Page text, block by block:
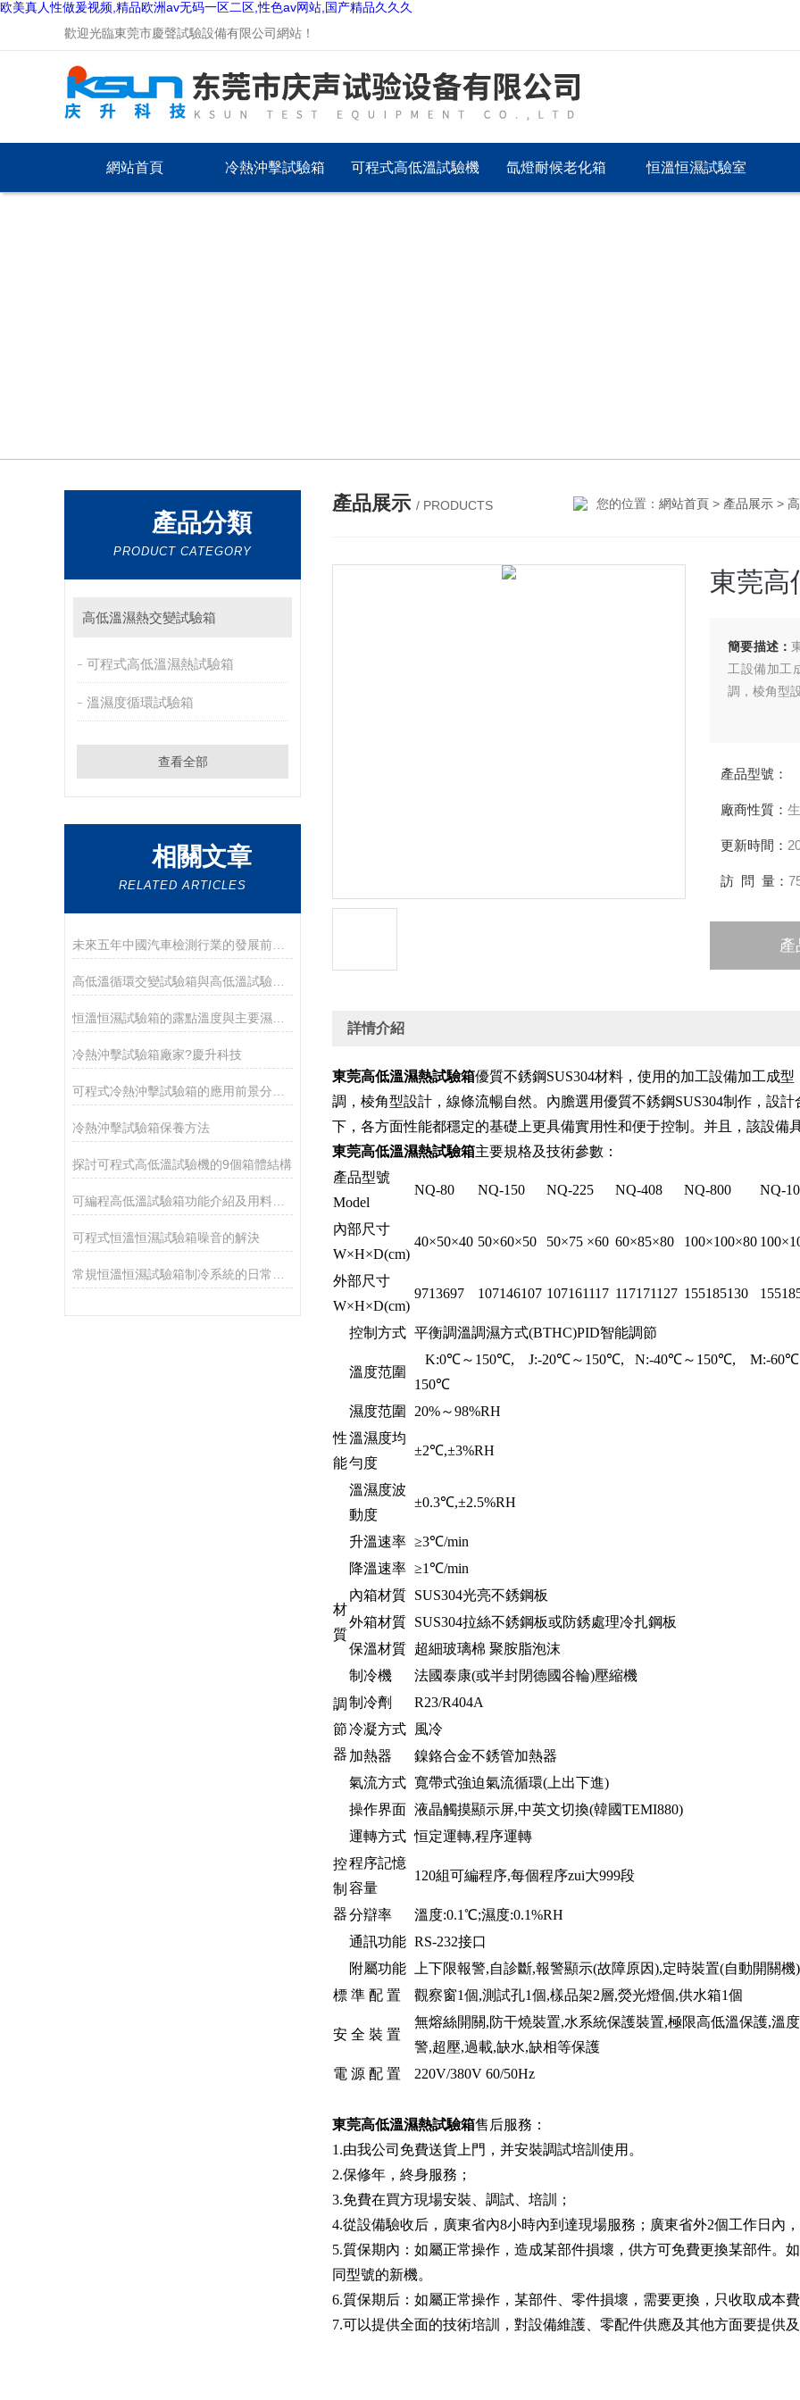
欧美真人性做爰视频,精品欧洲av无码一区二区,性色av网站,国产精品久久久
歡迎光臨東莞市慶聲試驗設備有限公司網站！
網站首頁 冷熱沖擊試驗箱 可程式高低溫試驗機 氙燈耐候老化箱 恒溫恒濕試驗室
產品分類
PRODUCT CATEGORY
高低溫濕熱交變試驗箱
可程式高低溫濕熱試驗箱
溫濕度循環試驗箱
查看全部
相關文章
RELATED ARTICLES
未來五年中國汽車檢測行業的發展前景解析
恒溫恒濕試驗箱的露點溫度與主要濕度換算表
冷熱沖擊試驗箱廠家?慶升科技
冷熱沖擊試驗箱保養方法
探討可程式高低溫試驗機的9個箱體結構
可編程高低溫試驗箱功能介紹及用料說明
可程式恒溫恒濕試驗箱噪音的解決
產品展示 / PRODUCTS 您的位置： 網站首頁 > 產品展示 >
東莞高
簡要描述：
工設備加工
調，棱角型
產品型號：
廠商性質：
更新時間：
訪 問 量：
產
詳情介紹
東莞高低溫濕熱試驗箱優質不銹鋼SUS304材料，使用的加工設備加工成
調，棱角型設計，線條流暢自然。內膽選用優質不銹鋼SUS304制作，設計
下，各方面性能都穩定的基礎上更具備實用性和便于控制。并且，該設備
東莞高低溫濕熱試驗箱主要規格及技術參數：
產品型號
Model
NQ-80 NQ-150 NQ-225 NQ-408 NQ-800 NQ-
內部尺寸
W×H×D(cm)
40×50×40 50×60×50 50×75 ×60 60×85×80 100×100×80
外部尺寸
W×H×D(cm)
9713697 107146107 107161117 117171127 155185130
性
能
控制方式 平衡調溫調濕方式(BTHC)PID智能調節
溫度范圍
K:0℃～150℃, J:-20℃～150℃, N:-40℃～150℃, M:-60℃
150℃
濕度范圍
20%～98%RH
溫濕度均
勻度
±2℃,±3%RH
溫濕度波
動度
±0.3℃,±2.5%RH
升溫速率 ≥3℃/min
降溫速率 ≥1℃/min
材
質
內箱材質 SUS304光亮不銹鋼板
外箱材質 SUS304拉絲不銹鋼板或防銹處理冷扎鋼板
保溫材質 超細玻璃棉 聚胺脂泡沫
調
節
器
制冷機
法國泰康(或半封閉德國谷輪)壓縮機
制冷劑
R23/R404A
冷凝方式
風冷
加熱器
鎳鉻合金不銹管加熱器
氣流方式 寬帶式強迫氣流循環(上出下進)
控
制
器
操作界面 液晶觸摸顯示屏,中英文切換(韓國TEMI880)
運轉方式 恒定運轉,程序運轉
程序記憶
容量
120組可編程序,每個程序zui大999段
分辯率
溫度:0.1℃;濕度:0.1%RH
通訊功能 RS-232接口
附屬功能
上下限報警,自診斷,報警顯示(故障原因),定時裝置(自動開關機)
標 準 配 置
觀察窗1個,測試孔1個,樣品架2層,熒光燈個,供水箱1個
安 全 裝 置
無熔絲開關,防干燒裝置,水系統保護裝置,極限高低溫保護,溫
警,超壓,過載,缺水,缺相等保護
電 源 配 置
220V/380V 60/50Hz
東莞高低溫濕熱試驗箱售后服務：
1.由我公司免費送貨上門，并安裝調試培訓使用。
2.保修年，終身服務；
3.免費在買方現場安裝、調試、培訓；
4.從設備驗收后，廣東省內8小時內到達現場服務；廣東省外2個工作日內
5.質保期內：如屬正常操作，造成某部件損壞，供方可免費更換某部件。
同型號的新機。
6.質保期后：如屬正常操作，某部件、零件損壞，需要更換，只收取成本費
7.可以提供全面的技術培訓，對設備維護、零配件供應及其他方面要提供及